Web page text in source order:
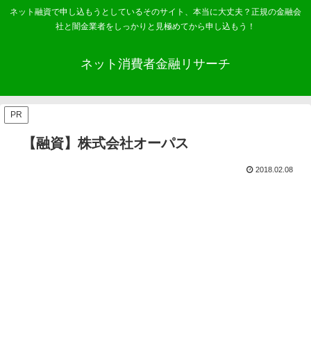
ネット融資で申し込もうとしているそのサイト、本当に大丈夫？正規の金融会
社と闇金業者をしっかりと見極めてから申し込もう！
ネット消費者金融リサーチ
PR
【融資】株式会社オーパス
2018.02.08